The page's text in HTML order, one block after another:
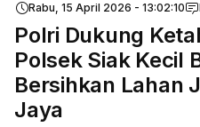
Rabu, 15 April 2026 - 13:02:10
Polri Dukung
Polsek Siak Kecil
Bersihkan Lahan
Jaya